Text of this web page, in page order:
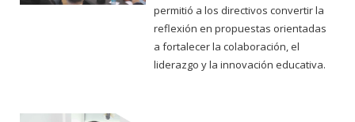
permitió a los directivos convertir la
reflexión en propuestas orientadas
a fortalecer la colaboración, el
liderazgo y la innovación educativa.